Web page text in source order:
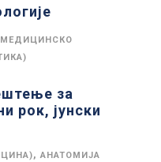
за
рок, јунски
, АНАТОМИЈА